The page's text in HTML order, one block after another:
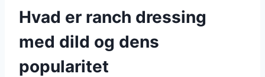
Hvad er ranch dressing
med dild og dens
popularitet